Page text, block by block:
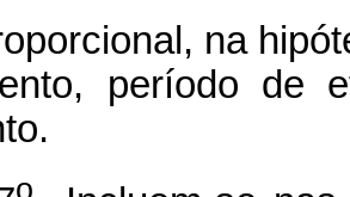
na
período de
o